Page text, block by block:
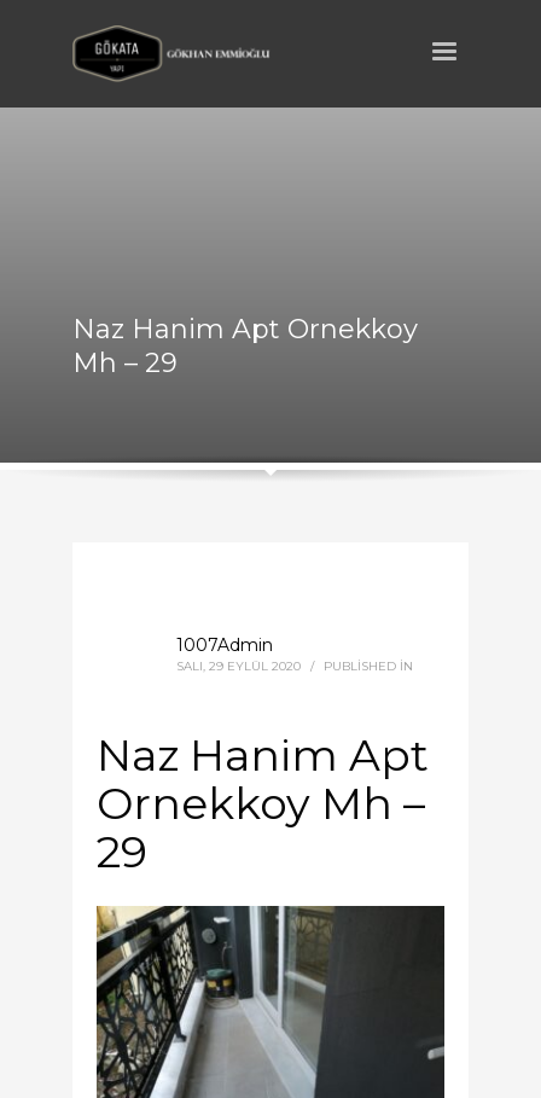
Naz Hanim Apt Ornekkoy
Mh – 29
1007Admin
SALI, 29 EYLÜL 2020 / PUBLISHED IN
Naz Hanim Apt
Ornekkoy Mh –
29